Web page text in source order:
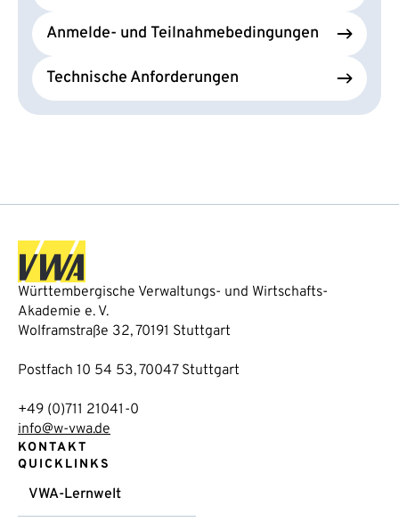
Anmelde- und Teilnahmebedingungen
Technische Anforderungen
Württembergische Verwaltungs- und Wirtschafts-
Akademie e. V.
Wolframstraße 32, 70191 Stuttgart
Postfach 10 54 53, 70047 Stuttgart
+49 (0)711 21041-0
info@w-vwa.de
KONTAKT
QUICKLINKS
VWA-Lernwelt